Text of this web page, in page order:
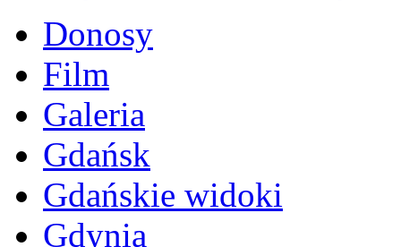
Donosy
Film
Galeria
Gdańsk
Gdańskie widoki
Gdynia